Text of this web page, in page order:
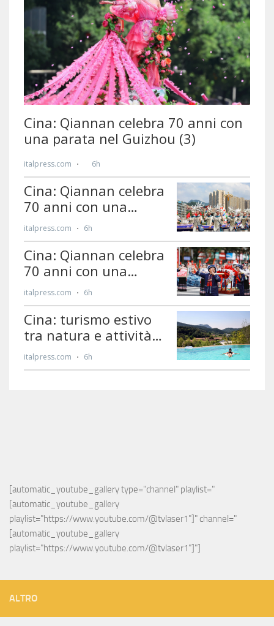
[automatic_youtube_gallery type="channel" playlist="
[automatic_youtube_gallery
playlist="https://www.youtube.com/@tvlaser1"]" channel="
[automatic_youtube_gallery
playlist="https://www.youtube.com/@tvlaser1"]"]
ALTRO